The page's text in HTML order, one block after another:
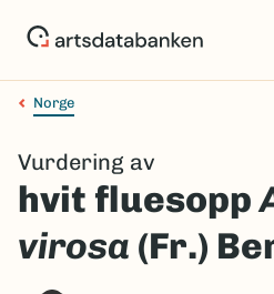
Navigasjonssti
Norge
Vurdering av
hvit fluesopp
virosa (Fr.)